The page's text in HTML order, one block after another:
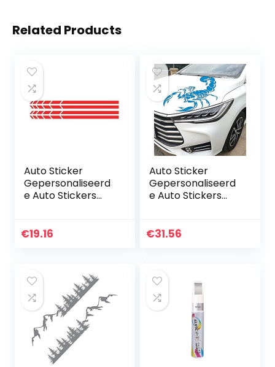
Related Products
Auto Sticker
Gepersonaliseerd
e Auto Stickers
Styling Stick Auto
€19.16
Auto Sticker
Gepersonaliseerd
e Auto Stickers
Styling Stick Auto
€31.56